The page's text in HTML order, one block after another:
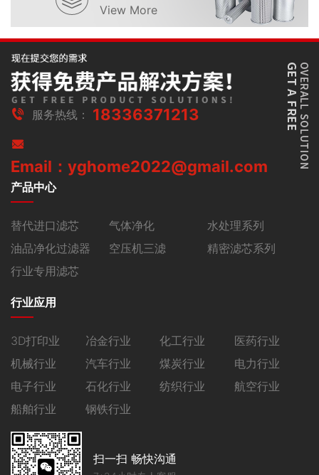
View More
服务热线： 18336371213
Email：yghome2022@gmail.com
产品中心
替代进口滤芯 气体净化
水处理系列
油品净化过滤器
空压机三滤
精密滤芯系列
行业专用滤芯
行业应用
3D打印业 冶金行业 化工行业
医药行业
机械行业
汽车行业 煤炭行业
电力行业
电子行业
石化行业 纺织行业
航空行业
船舶行业
钢铁行业
扫一扫 畅快沟通